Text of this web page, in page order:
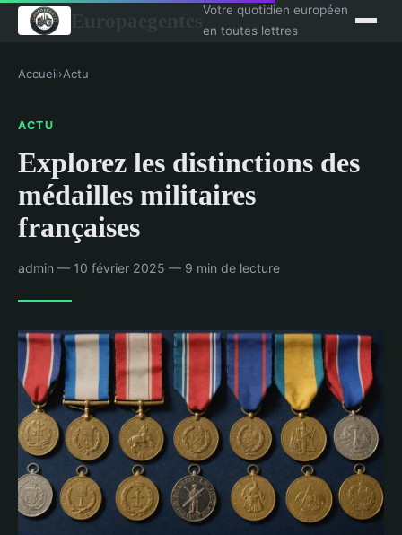
Votre quotidien européen
en toutes lettres
Accueil›Actu
ACTU
Explorez les distinctions des
médailles militaires
françaises
admin — 10 février 2025 — 9 min de lecture